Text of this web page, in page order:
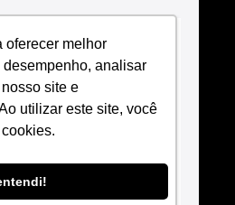
oferecer melhor
analisar
site e
utilizar este site, você
de cookies neste
que são
o
o
de conteúdos nas